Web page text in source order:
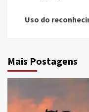
Uso do
Mais Postagens